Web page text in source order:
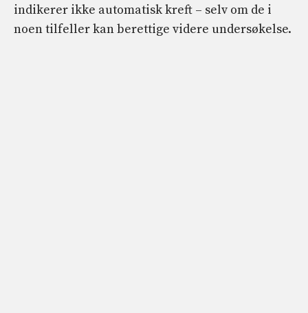
indikerer ikke automatisk kreft – selv om de i
noen tilfeller kan berettige videre undersøkelse.